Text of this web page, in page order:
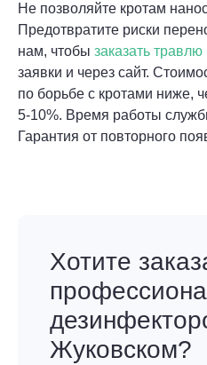
Не позволяйте кротам
Предотвратите риски
нам, чтобы заказать травлю
заявки и через сайт.
по борьбе с кротами ниже,
5-10%. Время работы
Гарантия от повторного
Хотите
Жуковском?